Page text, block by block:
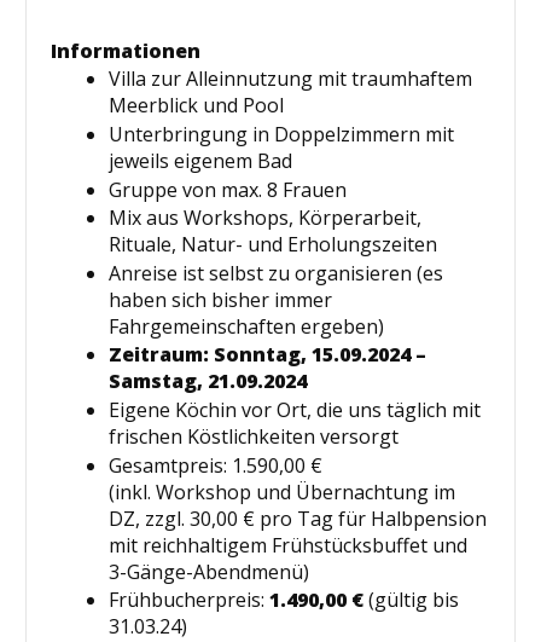
Informationen
Villa zur Alleinnutzung mit traumhaftem
Meerblick und Pool
Unterbringung in Doppelzimmern mit
jeweils eigenem Bad
Gruppe von max. 8 Frauen
Mix aus Workshops, Körperarbeit,
Rituale, Natur- und Erholungszeiten
Anreise ist selbst zu organisieren (es
haben sich bisher immer
Fahrgemeinschaften ergeben)
Zeitraum: Sonntag, 15.09.2024 –
Samstag, 21.09.2024
Eigene Köchin vor Ort, die uns täglich mit
frischen Köstlichkeiten versorgt
Gesamtpreis: 1.590,00 €
(inkl. Workshop und Übernachtung im
DZ, zzgl. 30,00 € pro Tag für Halbpension
mit reichhaltigem Frühstücksbuffet und
3-Gänge-Abendmenü)
Frühbucherpreis:1.490,00 €(gültig bis
31.03.24)